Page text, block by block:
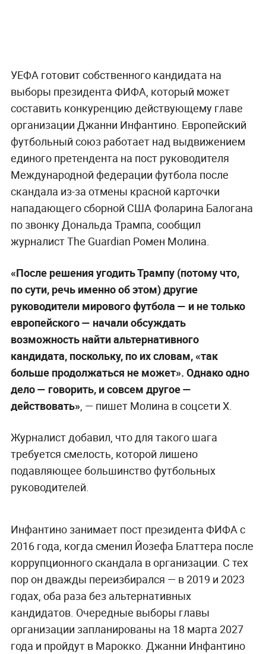
УЕФА готовит собственного кандидата на
выборы президента ФИФА, который может
составить конкуренцию действующему главе
организации Джанни Инфантино. Европейский
футбольный союз работает над выдвижением
единого претендента на пост руководителя
Международной федерации футбола после
скандала из-за отмены красной карточки
нападающего сборной США Фоларина Балогана
по звонку Дональда Трампа, сообщил
журналист The Guardian Ромен Молина.
«После решения угодить Трампу (потому что,
по сути, речь именно об этом) другие
руководители мирового футбола — и не только
европейского — начали обсуждать
возможность найти альтернативного
кандидата, поскольку, по их словам, «так
больше продолжаться не может». Однако одно
дело — говорить, и совсем другое —
действовать», — пишет Молина в соцсети Х.
Журналист добавил, что для такого шага
требуется смелость, которой лишено
подавляющее большинство футбольных
руководителей.
Инфантино занимает пост президента ФИФА с
2016 года, когда сменил Йозефа Блаттера после
коррупционного скандала в организации. С тех
пор он дважды переизбирался — в 2019 и 2023
годах, оба раза без альтернативных
кандидатов. Очередные выборы главы
организации запланированы на 18 марта 2027
года и пройдут в Марокко. Джанни Инфантино